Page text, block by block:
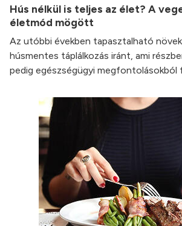
Hús nélkül is teljes az élet? A
életmód mögött
Az utóbbi években tapasztalható
húsmentes táplálkozás iránt, ami
pedig egészségügyi megfontolásokból